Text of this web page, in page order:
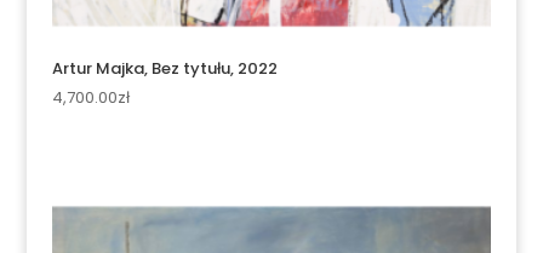
Artur Majka, Bez tytułu, 2022
4,700.00zł